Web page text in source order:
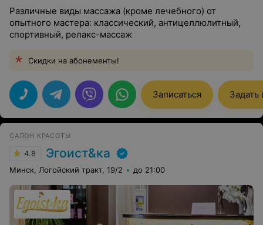
Различные виды массажа (кроме лечебного) от
опытного мастера: классический, антицеллюлитный,
спортивный, релакс-массаж
Скидки на абонементы!
Записаться Задать
САЛОН КРАСОТЫ
4.8 Эгоист&ка
Минск, Логойский тракт, 19/2 до 21:00